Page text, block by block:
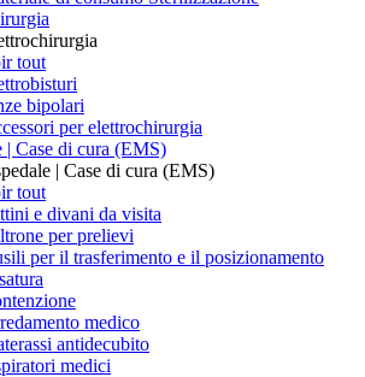
tout
bipolari
per elettrochirurgia
| Case di cura (EMS)
| Case di cura (EMS)
tout
e divani da visita
per prelievi
per il trasferimento e il posizionamento
medico
antidecubito
medici